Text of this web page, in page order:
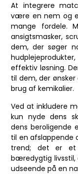
At integrere
være en nem og
mange fordele.
ansigtsmasker,
dem, der søger
effektiv løsning.
til dem, der
brug af kemikalier.
Ved at inkludere
kun nyde dens
dens beroligende
til en afslappende
trend; det er
bæredygtig livsstil,
udseende på en